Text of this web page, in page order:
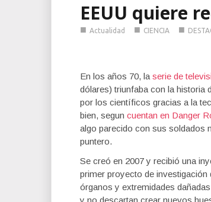
EEUU quiere
■ Actualidad ■ CIENCIA ■
En los años 70, la serie de
dólares) triunfaba con la historia
por los científicos gracias a la
bien, segun cuentan en Danger
algo parecido con sus soldados
puntero.
Se creó en 2007 y recibió una
primer proyecto de investigación
órganos y extremidades
y no descartan crear nuevos